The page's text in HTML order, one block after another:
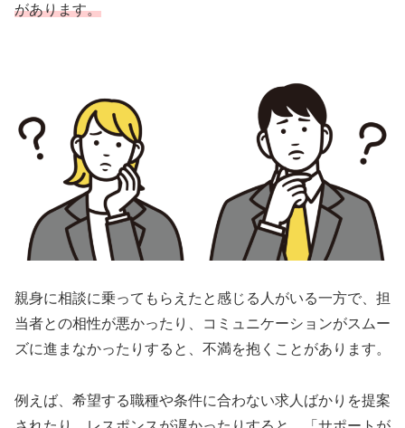
があります。
親身に相談に乗ってもらえたと感じる人がいる一方で、担
当者との相性が悪かったり、コミュニケーションがスムー
ズに進まなかったりすると、不満を抱くことがあります。
例えば、希望する職種や条件に合わない求人ばかりを提案